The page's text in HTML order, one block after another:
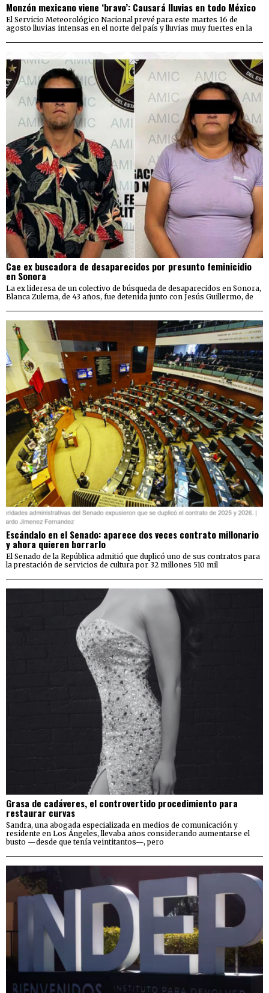
Monzón mexicano viene ‘bravo’: Causará lluvias en todo México
El Servicio Meteorológico Nacional prevé para este martes 16 de
agosto lluvias intensas en el norte del país y lluvias muy fuertes en la
Cae ex buscadora de desaparecidos por presunto feminicidio
en Sonora
La ex lideresa de un colectivo de búsqueda de desaparecidos en Sonora,
Blanca Zulema, de 43 años, fue detenida junto con Jesús Guillermo, de
Escándalo en el Senado: aparece dos veces contrato millonario
y ahora quieren borrarlo
El Senado de la República admitió que duplicó uno de sus contratos para
la prestación de servicios de cultura por 32 millones 510 mil
Grasa de cadáveres, el controvertido procedimiento para
restaurar curvas
Sandra, una abogada especializada en medios de comunicación y
residente en Los Ángeles, llevaba años considerando aumentarse el
busto —desde que tenía veintitantos—, pero